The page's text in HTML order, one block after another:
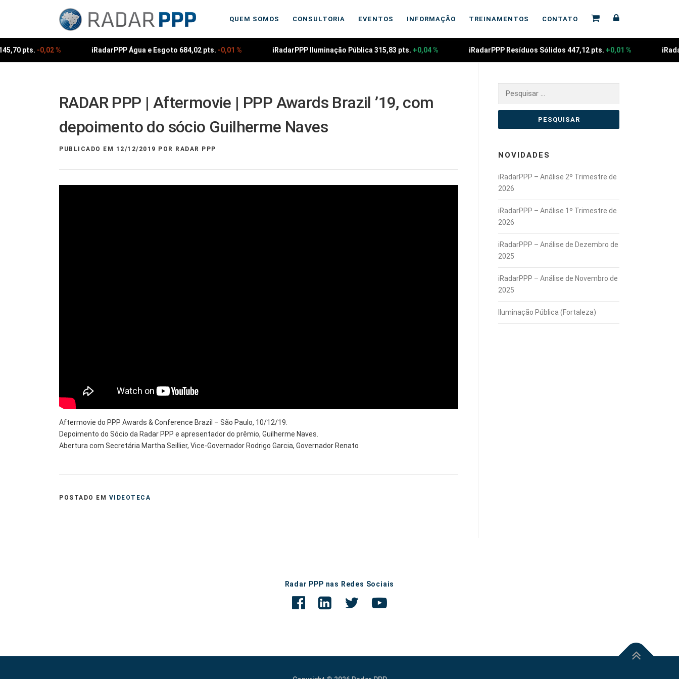
conteúdo
QUEM SOMOS CONSULTORIA EVENTOS INFORMAÇÃO TREINAMENTOS CONTATO
pts. -0,02 % iRadarPPP Água e Esgoto 684,02 pts. -0,01 % iRadarPPP Iluminação Pública 315,83 pts. +0,04 % iRadarPPP Resíduos Sólidos 447,12 pts. +0,01 %
RADAR PPP | Aftermovie | PPP Awards Brazil ’19, com
depoimento do sócio Guilherme Naves
PUBLICADO EM 12/12/2019 POR RADAR PPP
Aftermovie do PPP Awards & Conference Brazil – São Paulo, 10/12/19.
Depoimento do Sócio da Radar PPP e apresentador do prêmio, Guilherme Naves.
Abertura com Secretária Martha Seillier, Vice-Governador Rodrigo Garcia, Governador Renato
POSTADO EM VIDEOTECA
NOVIDADES
iRadarPPP – Análise 2º Trimestre de
2026
iRadarPPP – Análise 1º Trimestre de
2026
iRadarPPP – Análise de Dezembro de
2025
iRadarPPP – Análise de Novembro de
2025
Iluminação Pública (Fortaleza)
Radar PPP nas Redes Sociais